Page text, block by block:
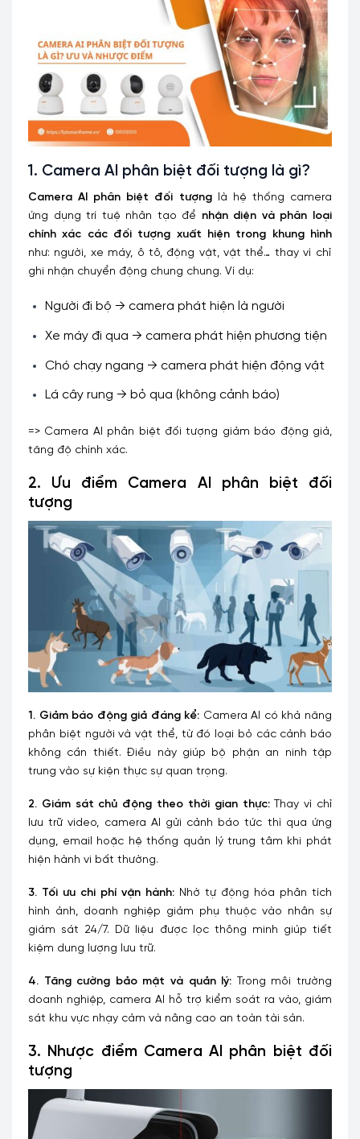
1. Camera AI phân biệt đối tượng là gì?
Camera AI phân biệt đối tượnglà hệ thống camera
ứng dụng trí tuệ nhân tạo để nhận diện và phân loại
chính xác các đối tượng xuất hiện trong khung hình
như: người, xe máy, ô tô, động vật, vật thể… thay vì chỉ
ghi nhận chuyển động chung chung. Ví dụ:
Người đi bộ → camera phát hiện là người
Xe máy đi qua → camera phát hiện phương tiện
Chó chạy ngang → camera phát hiện động vật
Lá cây rung → bỏ qua (không cảnh báo)
=> Camera AI phân biệt đối tượng giảm báo động giả,
tăng độ chính xác.
2. Ưu điểm Camera AI phân biệt đối
tượng
1. Giảm báo động giả đáng kể: Camera AI có khả năng
phân biệt người và vật thể, từ đó loại bỏ các cảnh báo
không cần thiết. Điều này giúp bộ phận an ninh tập
trung vào sự kiện thực sự quan trọng.
2. Giám sát chủ động theo thời gian thực:
Thay vì chỉ
lưu trữ video, camera AI gửi cảnh báo tức thì qua ứng
dụng, email hoặc hệ thống quản lý trung tâm khi phát
hiện hành vi bất thường.
3. Tối ưu chi phí vận hành: Nhờ tự động hóa phân tích
hình ảnh, doanh nghiệp giảm phụ thuộc vào nhân sự
giám sát 24/7. Dữ liệu được lọc thông minh giúp tiết
kiệm dung lượng lưu trữ.
4. Tăng cường bảo mật và quản lý:
Trong môi trường
doanh nghiệp, camera AI hỗ trợ kiểm soát ra vào, giám
sát khu vực nhạy cảm và nâng cao an toàn tài sản.
3. Nhược điểm Camera AI phân biệt đối
tượng